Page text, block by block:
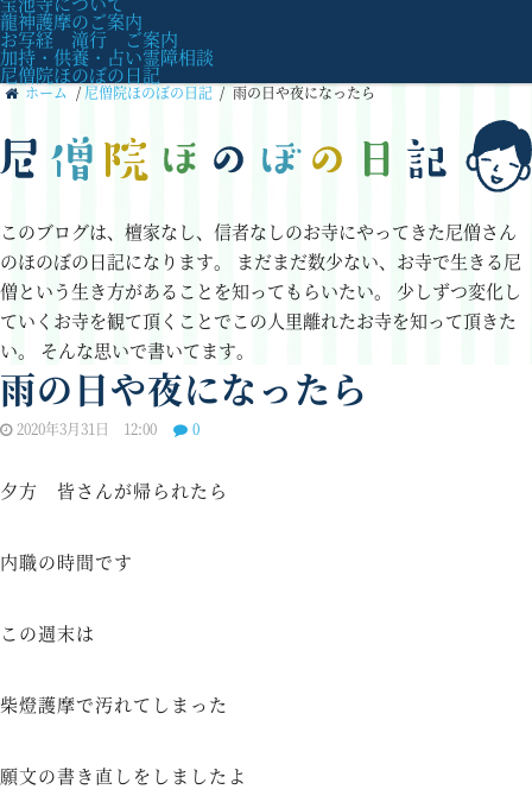
龍神護摩のご案内
お写経 滝行 ご案内
加持・供養・占い霊障相談
尼僧院ほのぼの日記
ホーム / 尼僧院ほのぼの日記 / 雨の日や夜になったら
このブログは、檀家なし、信者なしのお寺にやってきた尼僧さん
のほのぼの日記になります。 まだまだ数少ない、お寺で生きる尼
僧という生き方があることを知ってもらいたい。
少しずつ変化し
ていくお寺を観て頂くことでこの人里離れたお寺を知って頂きた
い。 そんな思いで書いてます。
雨の日や夜になったら
2020年3月31日 12:00 0
夕方 皆さんが帰られたら
内職の時間です
この週末は
柴燈護摩で汚れてしまった
願文の書き直しをしましたよ